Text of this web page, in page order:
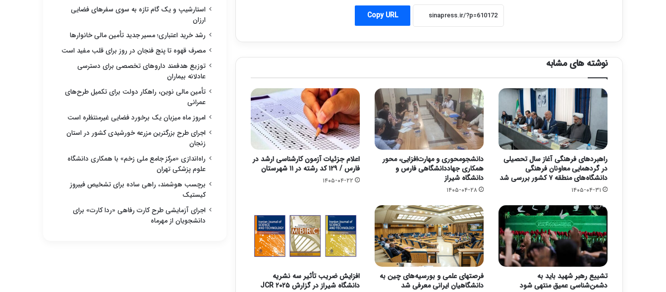
Copy URL
نوشته های مشابه
راهبردهای فرهنگی آغاز سال تحصیلی
در گردهمایی معاونان فرهنگی
دانشگاه‌های منطقه ۷ کشور بررسی شد
۱۴۰۵-۰۴-۳۱
دانشجومحوری و مهارت‌افزایی، محور
همکاری جهاددانشگاهی فارس و
دانشگاه شیراز
۱۴۰۵-۰۴-۲۸
اعلام جزئیات آزمون کارشناسی ارشد در
فارس / ۱۲۹ کد رشته در ۱۱ شهرستان
۱۴۰۵-۰۴-۲۲
تشییع رهبر شهید باید به
دشمن‌شناسی عمیق منتهی شود
فرصتهای علمی و بورسیه‌های چین به
دانشگاهیان ایرانی معرفی شد
افزایش ضریب تأثیر سه نشریه
دانشگاه شیراز در گزارش JCR ۲۰۲۵
استارشیپ و یک گام تازه به سوی سفرهای فضایی
ارزان
رشد خرید اعتباری؛ مسیر جدید تأمین مالی خانوارها
مصرف قهوه تا پنج فنجان در روز برای قلب مفید است
توزیع هدفمند داروهای تخصصی برای دسترسی
عادلانه بیماران
تأمین مالی نوین، راهکار دولت برای تکمیل طرح‌های
عمرانی
امروز ماه میزبان یک برخورد فضایی غیرمنتظره است
اجرای طرح بزرگترین مزرعه خورشیدی کشور در استان
زنجان
راه‌اندازی «مرکز جامع ملی زخم» با همکاری دانشگاه
علوم پزشکی تهران
برچسب هوشمند، راهی ساده برای تشخیص فیبروز
کیستیک
اجرای آزمایشی طرح کارت رفاهی «ردا کارت» برای
دانشجویان از مهرماه